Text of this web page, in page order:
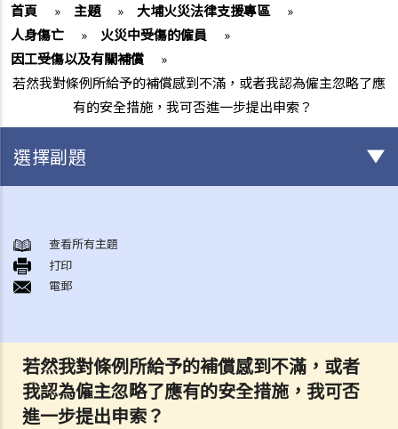
首頁 » 主題 » 大埔火災法律支援專區
»
人身傷亡
» 火災中受傷的僱員
»
因工受傷以及有關補償
»
若然我對條例所給予的補償感到不滿，或者我認為僱主忽略了應
有的安全措施，我可否進一步提出申索？
若然我對條例所給予的補償感到不滿，或者
我認為僱主忽略了應有的安全措施，我可否
進一步提出申索？
選擇副題
A. 火葬
B. 骨灰安置所（靈灰安置所）
C. 土葬
E. 骨灰撒海
F. 遺體／骨殖／骨灰出入香港
人身傷亡
傷者本人
查看所有主題
打印
電郵